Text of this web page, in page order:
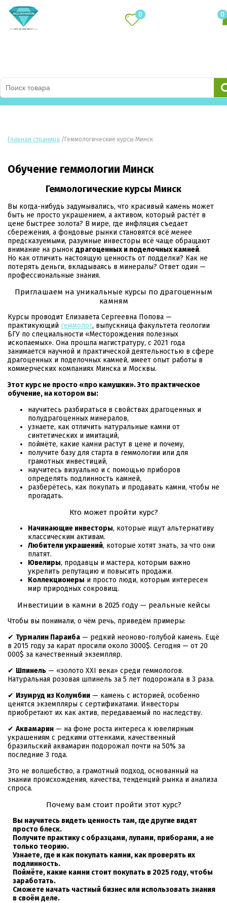
0 0
Каталог товаров
Главная страница / Геммологические курсы Минск
Обучение геммологии Минск
Геммологические курсы Минск
Вы когда-нибудь задумывались, что красивый камень может
быть не просто украшением, а активом, который растёт в
цене быстрее золота? В мире, где инфляция съедает
сбережения, а фондовые рынки становятся всё менее
предсказуемыми, разумные инвесторы всё чаще обращают
внимание на рынок драгоценных и поделочных камней.
Но как отличить настоящую ценность от подделки? Как не
потерять деньги, вкладываясь в минералы? Ответ один —
профессиональные знания.
Приглашаем на уникальные курсы по драгоценным
камням
Курсы проводит Елизавета Сергеевна Попова —
практикующий геммолог, выпускница факультета геологии
БГУ по специальности «Месторождения полезных
ископаемых». Она прошла магистратуру, с 2021 года
занимается научной и практической деятельностью в сфере
драгоценных и поделочных камней, имеет опыт работы в
коммерческих компаниях Минска и Москвы.
Этот курс не просто «про камушки». Это практическое
обучение, на котором вы:
научитесь разбираться в свойствах драгоценных и
полудрагоценных минералов,
узнаете, как отличить натуральные камни от
синтетических и имитаций,
поймёте, какие камни растут в цене и почему,
получите базу для старта в геммологии или для
грамотных инвестиций,
научитесь визуально и с помощью приборов
определять подлинность камней,
разберётесь, как покупать и продавать камни, чтобы не
прогадать.
Кто может пройти курс?
Начинающие инвесторы, которые ищут альтернативу
классическим активам.
Любители украшений, которые хотят знать, за что они
платят.
Ювелиры, продавцы и мастера, которым важно
укрепить репутацию и повысить продажи.
Коллекционеры и просто люди, которым интересен
мир природных сокровищ.
Инвестиции в камни в 2025 году — реальные кейсы
Чтобы вы понимали, о чём речь, приведём примеры:
✔ Турмалин Параиба — редкий неоново-голубой камень. Ещё
в 2015 году за карат просили около 3000$. Сегодня — от 20
000$ за качественный экземпляр.
✔ Шпинель — «золото XXI века» среди геммологов.
Натуральная розовая шпинель за 5 лет подорожала в 3 раза.
✔ Изумруд из Колумбии — камень с историей, особенно
ценятся экземпляры с сертификатами. Инвесторы
приобретают их как актив, передаваемый по наследству.
✔ Аквамарин — на фоне роста интереса к ювелирным
украшениям с редкими оттенками, качественный
бразильский аквамарин подорожал почти на 50% за
последние 3 года.
Это не волшебство, а грамотный подход, основанный на
знании происхождения, качества, тенденций рынка и анализа
спроса.
Почему вам стоит пройти этот курс?
Вы научитесь видеть ценность там, где другие видят
просто блеск.
Получите практику с образцами, лупами, приборами, а не
только теорию.
Узнаете, где и как покупать камни, как проверять их
подлинность.
Поймёте, какие камни стоит покупать в 2025 году, чтобы
заработать.
Сможете начать частный бизнес или использовать знания
в своём деле.